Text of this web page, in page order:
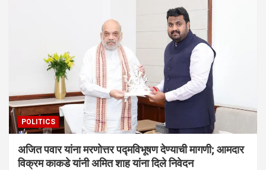
POLITICS
अजित पवार यांना मरणोत्तर पद्मविभूषण देण्याची मागणी; आमदार
विक्रम काकडे यांनी अमित शाह यांना दिले निवेदन